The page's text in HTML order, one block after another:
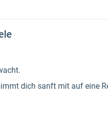
dich sanft mit auf eine